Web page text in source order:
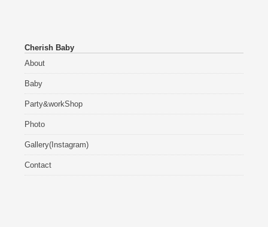
Cherish Baby
About
Baby
Party&workShop
Photo
Gallery(Instagram)
Contact